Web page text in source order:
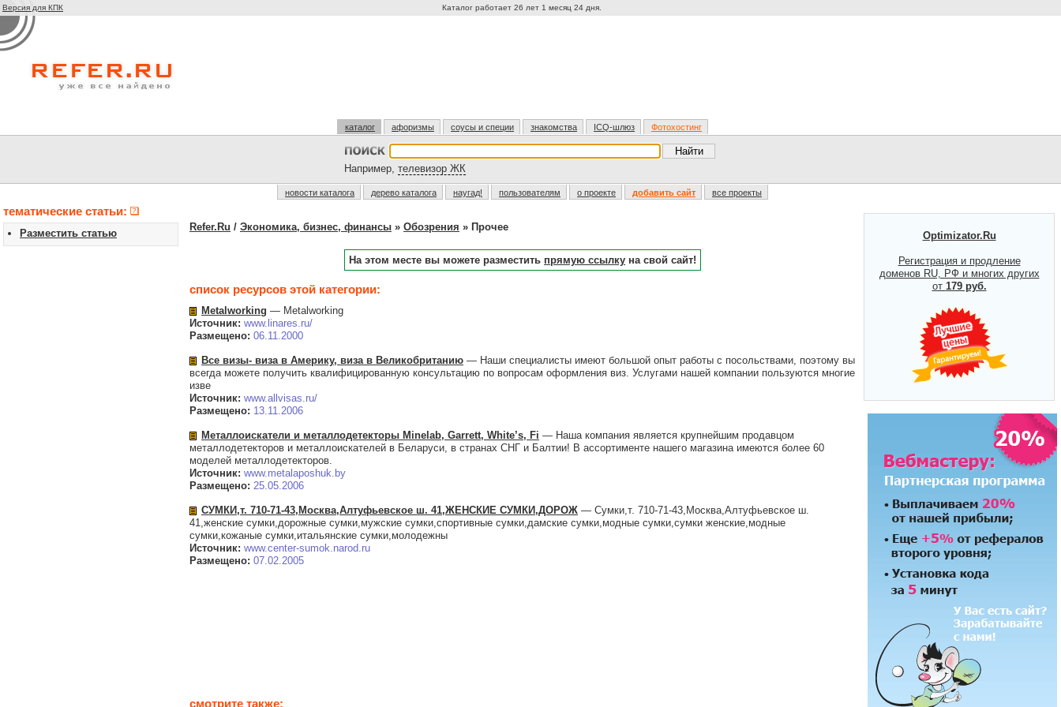
Версия для КПК Каталог работает 26 лет 1 месяц 24 дня.
каталог афоризмы соусы и специи знакомства ICQ-шлюз Фотохостинг
Например, телевизор ЖК
новости каталога дерево каталога наугад! пользователям о проекте добавить сайт все проекты
тематические статьи:
Разместить статью
Refer.Ru / Экономика, бизнес, финансы » Обозрения » Прочее
На этом месте вы можете разместить прямую ссылку на свой сайт!
список ресурсов этой категории:
Metalworking — Metalworking
Источник: www.linares.ru/
Размещено: 06.11.2000
Все визы- виза в Америку, виза в Великобританию — Наши специалисты имеют большой опыт работы с посольствами, поэтому вы
всегда можете получить квалифицированную консультацию по вопросам оформления виз. Услугами нашей компании пользуются многие
изве
Источник: www.allvisas.ru/
Размещено: 13.11.2006
Металлоискатели и металлодетекторы Minelab, Garrett, White’s, Fi — Наша компания является крупнейшим продавцом
металлодетекторов и металлоискателей в Беларуси, в странах СНГ и Балтии! В ассортименте нашего магазина имеются более 60
моделей металлодетекторов.
Источник: www.metalaposhuk.by
Размещено: 25.05.2006
СУМКИ,т. 710-71-43,Москва,Алтуфьевское ш. 41,ЖЕНСКИЕ СУМКИ,ДОРОЖ — Сумки,т. 710-71-43,Москва,Алтуфьевское ш.
41,женские сумки,дорожные сумки,мужские сумки,спортивные сумки,дамские сумки,модные сумки,сумки женские,модные
сумки,кожаные сумки,итальянские сумки,молодежны
Источник: www.center-sumok.narod.ru
Размещено: 07.02.2005
смотрите также:
Optimizator.Ru
Регистрация и продление
доменов RU, РФ и многих других
от 179 руб.